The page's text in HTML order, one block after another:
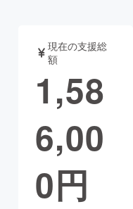
音楽
ゲーム・サ
現在の支援総
額
1,58
6,00
0円